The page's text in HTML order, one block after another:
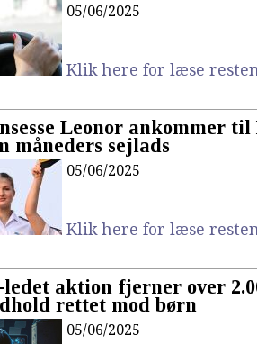
05/06/2025
Klik here for læse
Leonor ankommer til
måneders sejlads
05/06/2025
Klik here for læse
ledet aktion fjerner over
rettet mod børn
05/06/2025